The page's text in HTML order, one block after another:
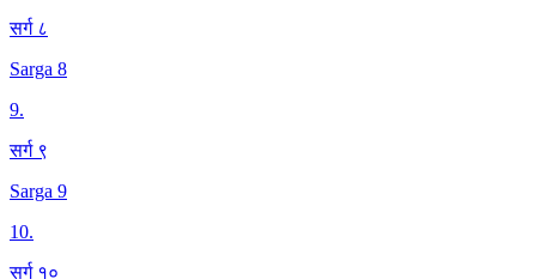
सर्ग ८
Sarga 8
9.
सर्ग ९
Sarga 9
10.
सर्ग १०